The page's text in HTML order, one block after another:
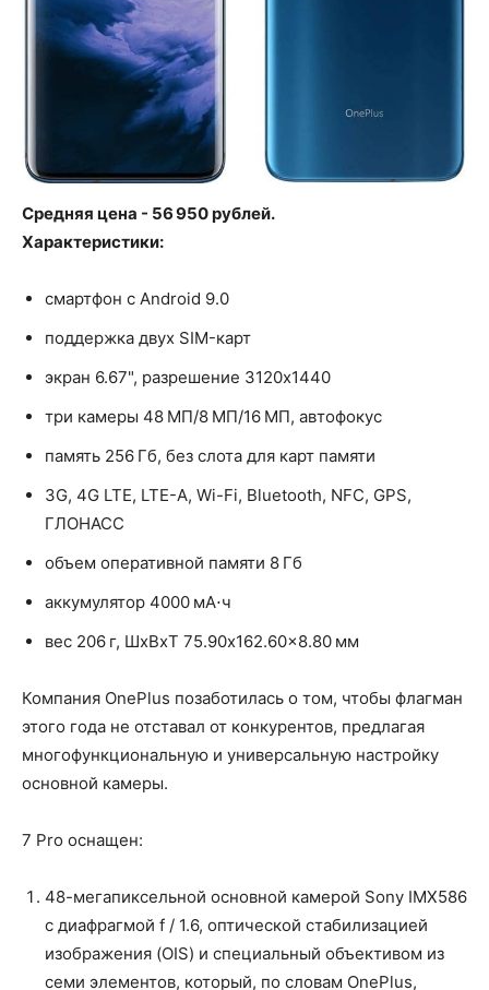
Средняя цена - 56 950 рублей.
Характеристики:
смартфон с Android 9.0
поддержка двух SIM-карт
экран 6.67", разрешение 3120x1440
три камеры 48 МП/8 МП/16 МП, автофокус
память 256 Гб, без слота для карт памяти
3G, 4G LTE, LTE-A, Wi-Fi, Bluetooth, NFC, GPS,
ГЛОНАСС
объем оперативной памяти 8 Гб
аккумулятор 4000 мА⋅ч
вес 206 г, ШxВxТ 75.90x162.60x8.80 мм
Компания OnePlus позаботилась о том, чтобы флагман
этого года не отставал от конкурентов, предлагая
многофункциональную и универсальную настройку
основной камеры.
7 Pro оснащен:
48-мегапиксельной основной камерой Sony IMX586
с диафрагмой f / 1.6, оптической стабилизацией
изображения (OIS) и специальный объективом из
семи элементов, который, по словам OnePlus,